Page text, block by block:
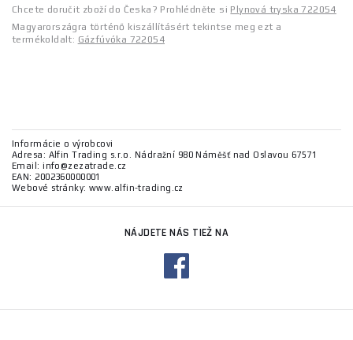
Chcete doručit zboží do Česka? Prohlédněte si Plynová tryska 722054
Magyarországra történő kiszállításért tekintse meg ezt a
termékoldalt: Gázfúvóka 722054
Informácie o výrobcovi
Adresa: Alfin Trading s.r.o. Nádražní 980 Náměšť nad Oslavou 67571
Email: info@zezatrade.cz
EAN: 2002360000001
Webové stránky: www.alfin-trading.cz
NÁJDETE NÁS TIEŽ NA